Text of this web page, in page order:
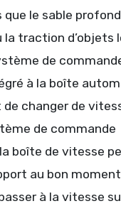
le sable
la traction d’objets
de
à la boîte
changer de
de commande
boîte de vitesse
au bon
à la vitesse